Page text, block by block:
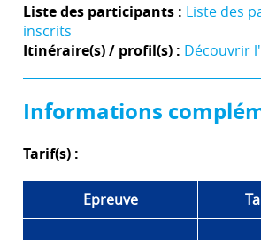
Liste des participants : Liste des
inscrits
Itinéraire(s) / profil(s) : Découvrir
Informations
Tarif(s) :
Epreuve